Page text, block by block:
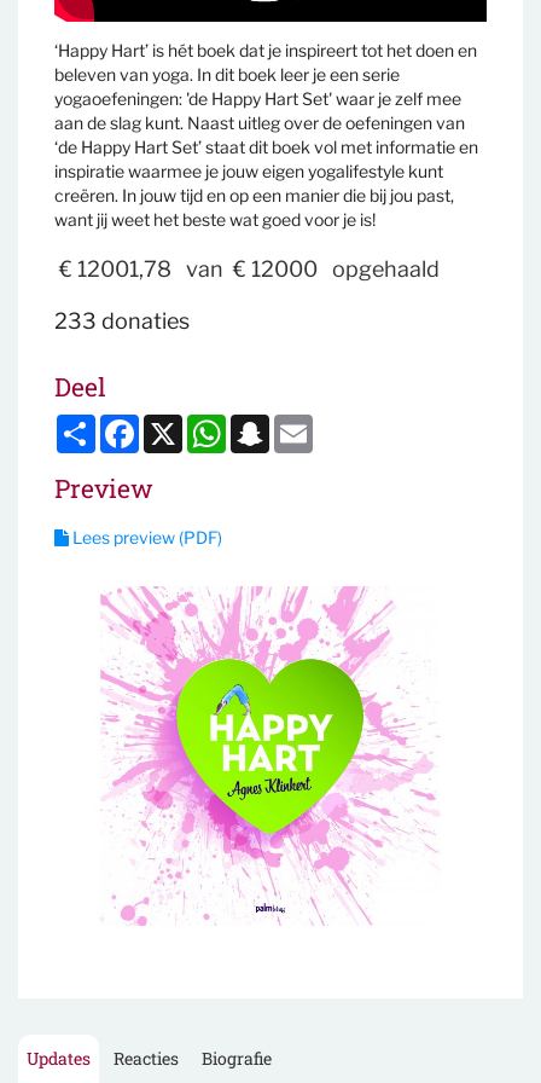
‘Happy Hart’ is hét boek dat je inspireert tot het doen en
beleven van yoga. In dit boek leer je een serie
yogaoefeningen: 'de Happy Hart Set' waar je zelf mee
aan de slag kunt. Naast uitleg over de oefeningen van
‘de Happy Hart Set’ staat dit boek vol met informatie en
inspiratie waarmee je jouw eigen yogalifestyle kunt
creëren. In jouw tijd en op een manier die bij jou past,
want jij weet het beste wat goed voor je is!
€ 12001,78 van € 12000 opgehaald
233 donaties
Deel
Deel Facebook
X WhatsApp
Snapchat
Preview
Lees preview (PDF)
Updates Reacties Biografie